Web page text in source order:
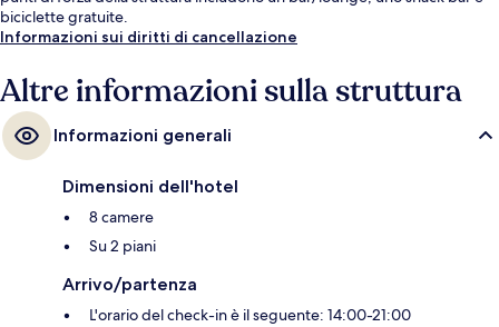
biciclette gratuite.
Informazioni sui diritti di cancellazione
Altre informazioni sulla struttura
Informazioni generali
Dimensioni dell'hotel
8 camere
Su 2 piani
Arrivo/partenza
L'orario del check-in è il seguente: 14:00-21:00